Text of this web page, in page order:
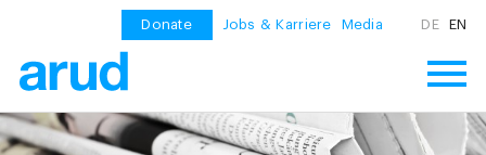
Donate Jobs & Karriere Media DE EN